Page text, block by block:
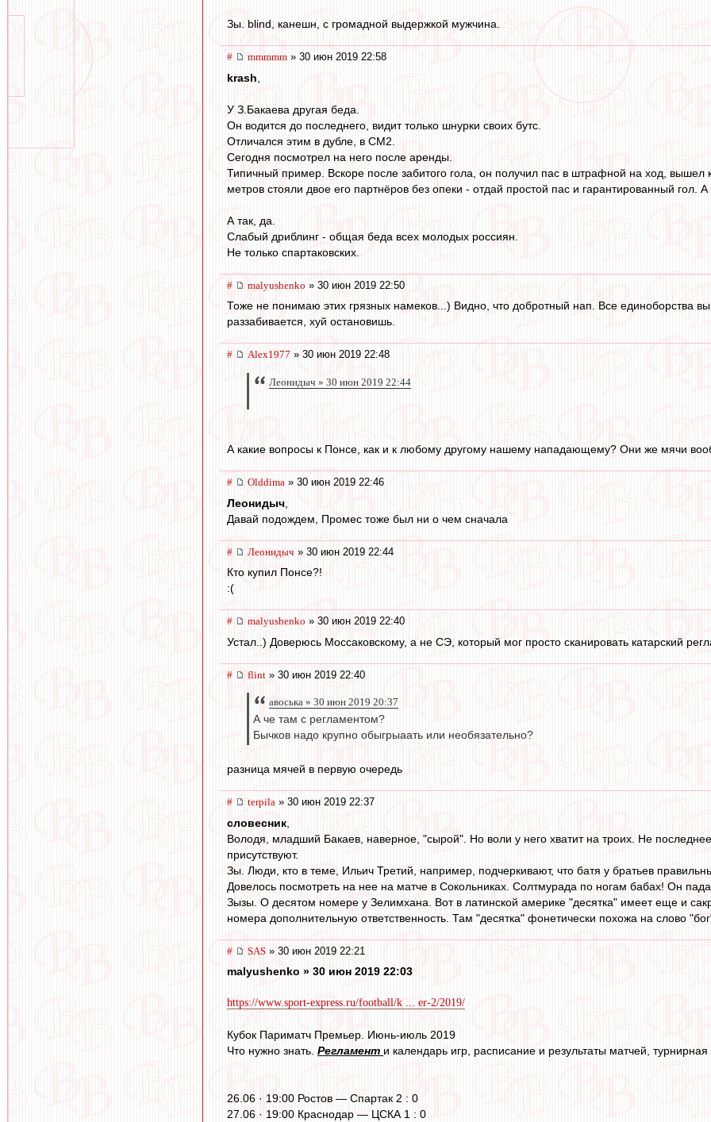
Зы. blind, канешн, с громадной выдержкой мужчина.
# mmmmm » 30 июн 2019 22:58
krash
У З.Бакаева другая беда.
Он водится до последнего, видит только шнурки своих бутс.
Отличался этим в дубле, в СМ2.
Сегодня посмотрел на него после аренды.
Типичный пример. Вскоре после забитого гола, он получил пас в штрафной на ход, вышел
метров стояли двое его партнёров без опеки - отдай простой пас и гарантированный гол.
А так, да.
Слабый дриблинг - общая беда всех молодых россиян.
Не только спартаковских.
# malyushenko » 30 июн 2019 22:50
Тоже не понимаю этих грязных намеков...) Видно, что добротный нап. Все единоборства
раззабивается, хуй остановишь.
# Alex1977 » 30 июн 2019 22:48
Леонидыч » 30 июн 2019 22:44
А какие вопросы к Понсе, как и к любому другому нашему нападающему? Они же мячи
# Olddima » 30 июн 2019 22:46
Леонидыч
Давай подождем, Промес тоже был ни о чем сначала
# Леонидыч » 30 июн 2019 22:44
Кто купил Понсе?!
:(
# malyushenko » 30 июн 2019 22:40
Устал..) Доверюсь Моссаковскому, а не СЭ, который мог просто сканировать катарский
# flint » 30 июн 2019 22:40
авоська » 30 июн 2019 20:37
А че там с регламентом?
Бычков надо крупно обыгрыаать или необязательно?
разница мячей в первую очередь
# terpila » 30 июн 2019 22:37
словесник
Володя, младший Бакаев, наверное, "сырой". Но воли у него хватит на троих. Не
присутствуют.
Зы. Люди, кто в теме, Ильич Третий, например, подчеркивают, что батя у братьев
Довелось посмотреть на нее на матче в Сокольниках. Солтмурада по ногам бабах! Он
Зызы. О десятом номере у Зелимхана. Вот в латинской америке "десятка" имеет еще и
номера дополнительную ответственность. Там "десятка" фонетически похожа на слово
# SAS » 30 июн 2019 22:21
malyushenko » 30 июн 2019 22:03
https://www.sport-express.ru/football/k ... er-2/2019/
Кубок Париматч Премьер. Июнь-июль 2019
Что нужно знать. Регламент и календарь игр, расписание и результаты матчей,
26.06 · 19:00 Ростов — Спартак 2 : 0
27.06 · 19:00 Краснодар — ЦСКА 1 : 0